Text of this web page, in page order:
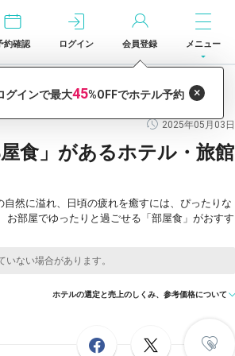
約確認 ログイン 会員登録 メニュー
2025年05月03日
食」があるホテル・旅館
然に溢れ、日頃の疲れを癒すには、ぴったりな
部屋でゆったりと過ごせる「部屋食」がおすす
ホテルの選定と売上のしくみ、参考価格について